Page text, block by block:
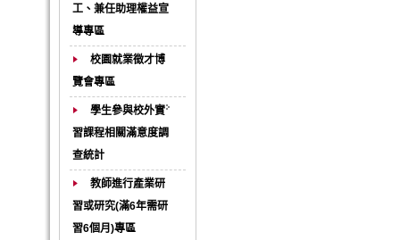
工、兼任助理權益宣
導專區
校園就業徵才博
覽會專區
學生參與校外實
習課程相關滿意度調
查統計
教師進行產業研
習或研究(滿6年需研
習6個月)專區